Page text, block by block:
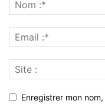
Enregistrer mon